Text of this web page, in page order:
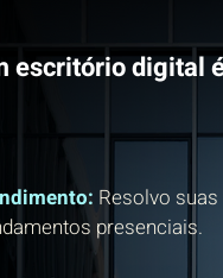
escritório digital
Resolvo
presenciais.